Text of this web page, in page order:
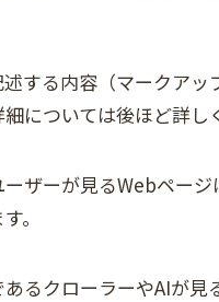
する内容（マークア
については後ほど詳し
ーザーが見るWebペー
。
あるクローラーやAIが